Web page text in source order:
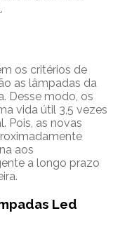
os critérios de
as lâmpadas da
Desse modo, os
vida útil 3,5 vezes
Pois, as novas
aos
a longo prazo
Led